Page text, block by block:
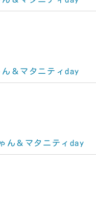
＆マタニティday
＆マタニティday